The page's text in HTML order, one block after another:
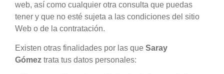
web, así como cualquier otra consulta que puedas
tener y que no esté sujeta a las condiciones del sitio
Web o de la contratación.
Existen otras finalidades por las que Saray
Gómez trata tus datos personales: